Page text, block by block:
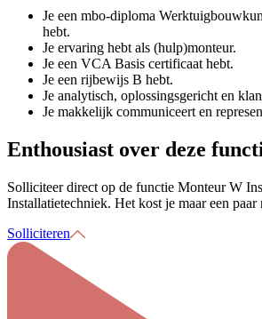
Je een mbo-diploma
hebt.
Je ervaring hebt als (hulp)monteur.
Je een VCA Basis certificaat hebt.
Je een rijbewijs B hebt.
Je analytisch, oplossingsgericht en
Je makkelijk communiceert en
Enthousiast over deze
Solliciteer direct op de functie Monteur W
Installatietechniek. Het kost je maar een paar
Solliciteren